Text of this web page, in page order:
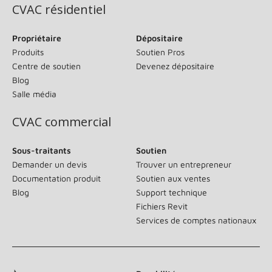
CVAC résidentiel
Propriétaire
Produits
Centre de soutien
Blog
Salle média
Dépositaire
Soutien Pros
Devenez dépositaire
CVAC commercial
Sous-traitants
Demander un devis
Documentation produit
Blog
Soutien
Trouver un entrepreneur
Soutien aux ventes
Support technique
Fichiers Revit
Services de comptes nationaux